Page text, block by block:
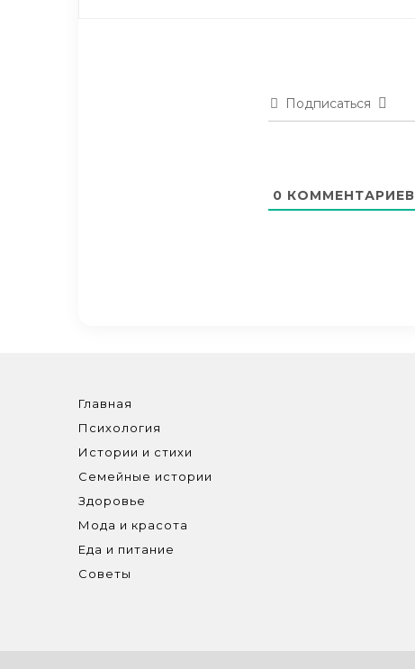
Подписаться
0 КОММЕНТАРИЕВ
Главная
Психология
Истории и стихи
Семейные истории
Здоровье
Мода и красота
Еда и питание
Советы